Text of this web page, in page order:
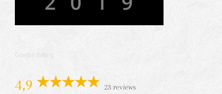
Google Rating
4,9 23 reviews